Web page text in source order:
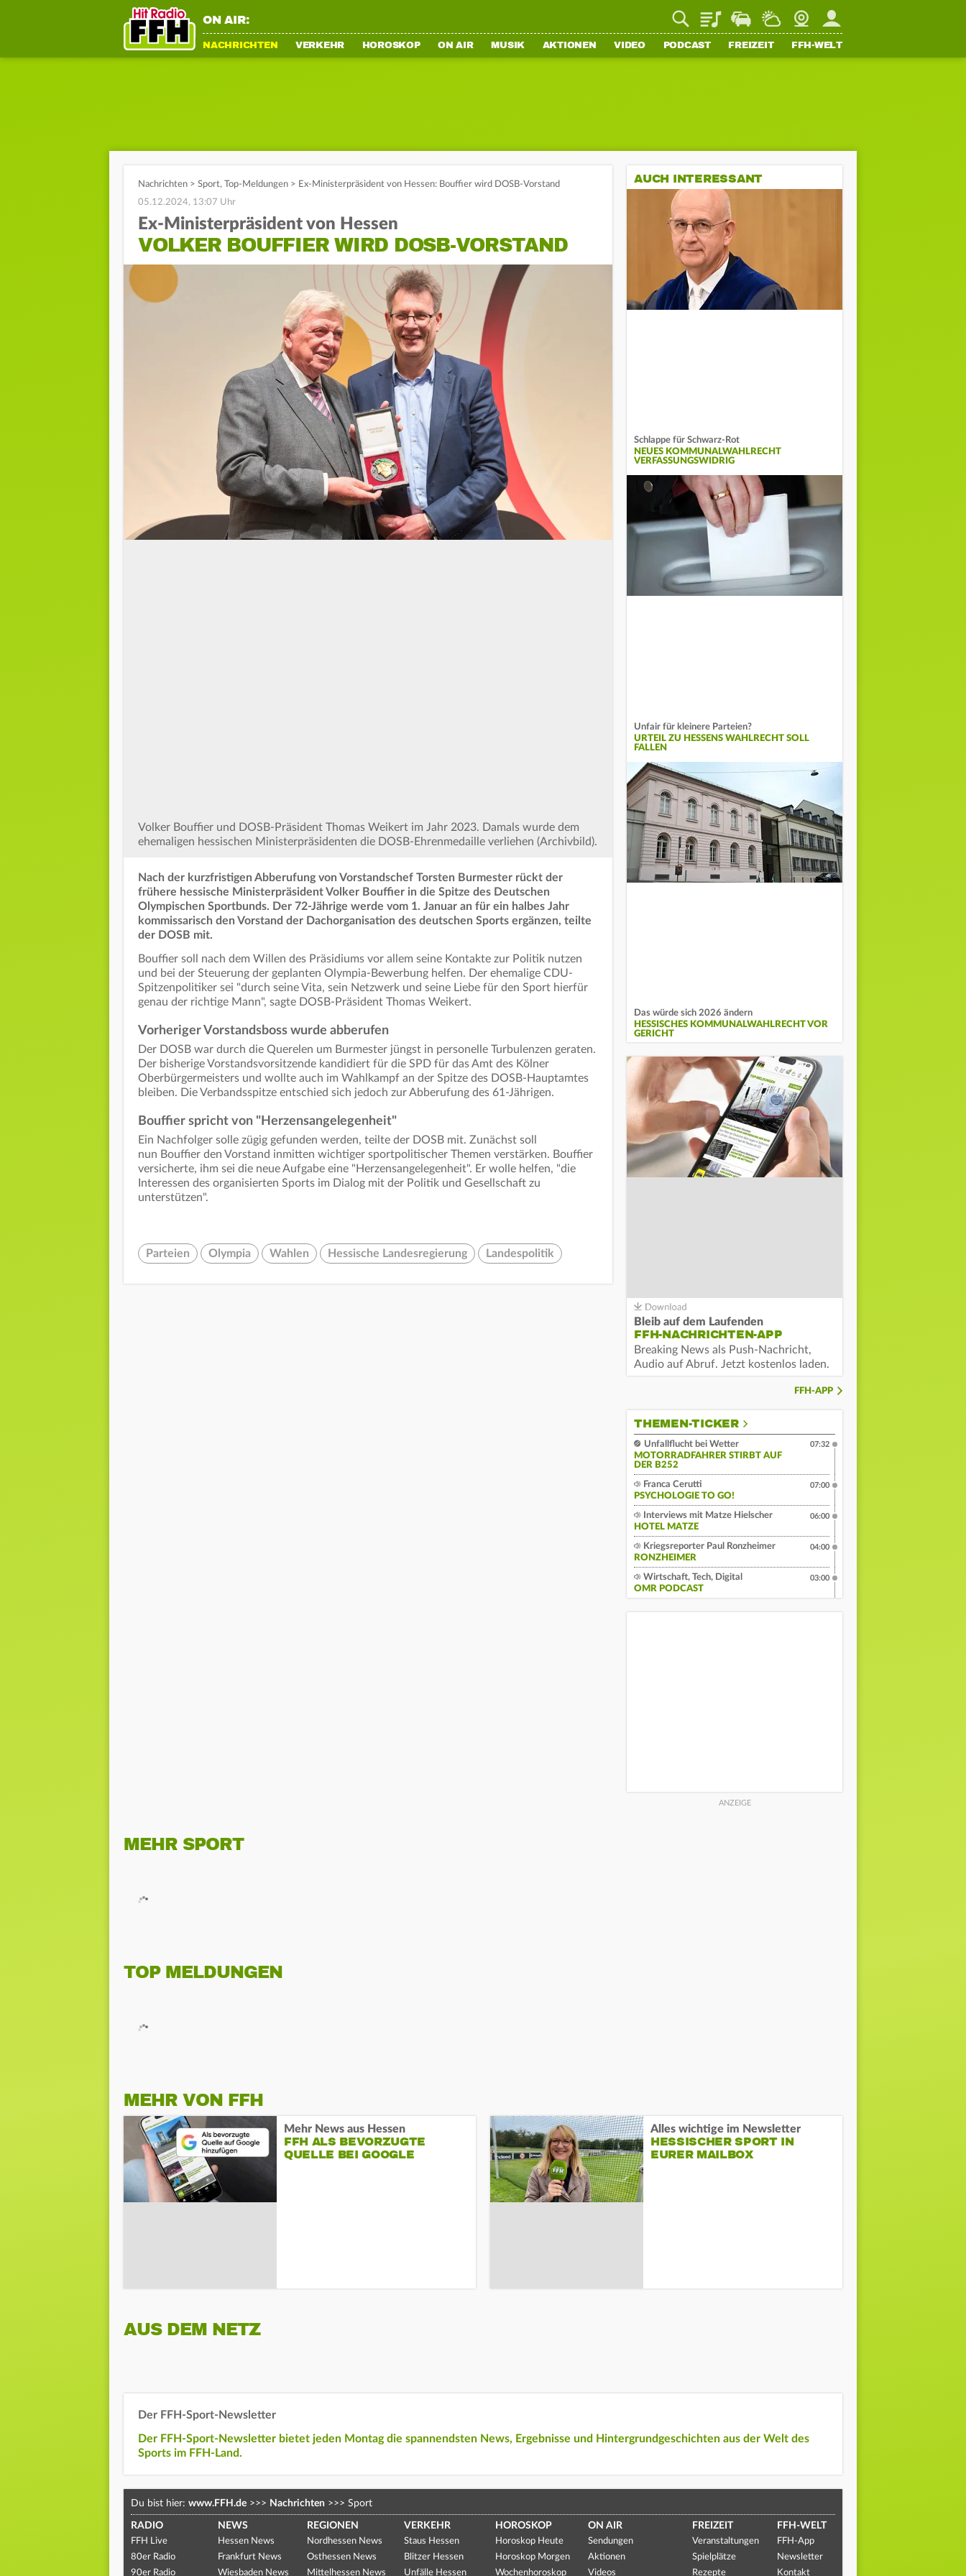
ON AIR: PlaylistStaupilotWetterWebcamMein FFH
NACHRICHTEN VERKEHR HOROSKOP ON AIR MUSIK AKTIONEN VIDEO PODCAST FREIZEIT FFH-WELT
Nachrichten > Sport, Top-Meldungen > Ex-Ministerpräsident von Hessen: Bouffier wird DOSB-Vorstand
05.12.2024, 13:07 Uhr
Ex-Ministerpräsident von Hessen
VOLKER BOUFFIER WIRD DOSB-VORSTAND
Volker Bouffier und DOSB-Präsident Thomas Weikert im Jahr 2023. Damals wurde dem
ehemaligen hessischen Ministerpräsidenten die DOSB-Ehrenmedaille verliehen (Archivbild).
Nach der kurzfristigen Abberufung von Vorstandschef Torsten Burmester rückt der
frühere hessische Ministerpräsident Volker Bouffier in die Spitze des Deutschen
Olympischen Sportbunds. Der 72-Jährige werde vom 1. Januar an für ein halbes Jahr
kommissarisch den Vorstand der Dachorganisation des deutschen Sports ergänzen, teilte
der DOSB mit.
Bouffier soll nach dem Willen des Präsidiums vor allem seine Kontakte zur Politik nutzen
und bei der Steuerung der geplanten Olympia-Bewerbung helfen. Der ehemalige CDU-
Spitzenpolitiker sei "durch seine Vita, sein Netzwerk und seine Liebe für den Sport hierfür
genau der richtige Mann", sagte DOSB-Präsident Thomas Weikert.
Vorheriger Vorstandsboss wurde abberufen
Der DOSB war durch die Querelen um Burmester jüngst in personelle Turbulenzen geraten.
Der bisherige Vorstandsvorsitzende kandidiert für die SPD für das Amt des Kölner
Oberbürgermeisters und wollte auch im Wahlkampf an der Spitze des DOSB-Hauptamtes
bleiben. Die Verbandsspitze entschied sich jedoch zur Abberufung des 61-Jährigen.
Bouffier spricht von "Herzensangelegenheit"
Ein Nachfolger solle zügig gefunden werden, teilte der DOSB mit. Zunächst soll
nun Bouffier den Vorstand inmitten wichtiger sportpolitischer Themen verstärken. Bouffier
versicherte, ihm sei die neue Aufgabe eine "Herzensangelegenheit". Er wolle helfen, "die
Interessen des organisierten Sports im Dialog mit der Politik und Gesellschaft zu
unterstützen".
Parteien Olympia Wahlen Hessische Landesregierung Landespolitik
AUCH INTERESSANT
Schlappe für Schwarz-Rot
NEUES KOMMUNALWAHLRECHT
VERFASSUNGSWIDRIG
Unfair für kleinere Parteien?
URTEIL ZU HESSENS WAHLRECHT SOLL
FALLEN
Das würde sich 2026 ändern
HESSISCHES KOMMUNALWAHLRECHT VOR
GERICHT
Bleib auf dem Laufenden
FFH-NACHRICHTEN-APP
Breaking News als Push-Nachricht,
Audio auf Abruf. Jetzt kostenlos laden.
FFH-APP
THEMEN-TICKER
Unfallflucht bei Wetter
MOTORRADFAHRER STIRBT AUF
DER B252
07:32
Franca Cerutti
PSYCHOLOGIE TO GO!
07:00
Interviews mit Matze Hielscher
HOTEL MATZE
06:00
Kriegsreporter Paul Ronzheimer
RONZHEIMER
04:00
Wirtschaft, Tech, Digital
OMR PODCAST
03:00
MEHR SPORT
TOP MELDUNGEN
MEHR VON FFH
Mehr News aus Hessen
FFH ALS BEVORZUGTE
QUELLE BEI GOOGLE
Alles wichtige im Newsletter
HESSISCHER SPORT IN
EURER MAILBOX
AUS DEM NETZ
Der FFH-Sport-Newsletter
Der FFH-Sport-Newsletter bietet jeden Montag die spannendsten News, Ergebnisse und Hintergrundgeschichten aus der Welt des
Sports im FFH-Land.
Du bist hier: www.FFH.de >>> Nachrichten >>> Sport
RADIO
FFH Live
80er Radio
90er Radio
NEWS
Hessen News
Frankfurt News
Wiesbaden News
REGIONEN
Nordhessen News
Osthessen News
Mittelhessen News
VERKEHR
Staus Hessen
Blitzer Hessen
Unfälle Hessen
HOROSKOP
Horoskop Heute
Horoskop Morgen
Wochenhoroskop
ON AIR
Sendungen
Aktionen
Videos
FREIZEIT
Veranstaltungen
Spielplätze
Rezepte
FFH-WELT
FFH-App
Newsletter
Kontakt